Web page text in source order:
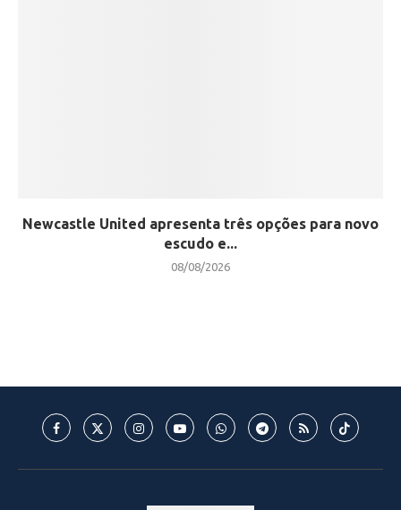
Newcastle United apresenta três opções para novo
escudo e...
08/08/2026